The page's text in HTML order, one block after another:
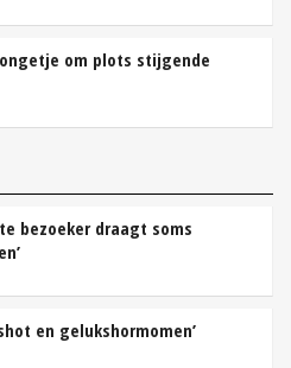
om plots stijgende
bezoeker draagt soms
en gelukshormomen’